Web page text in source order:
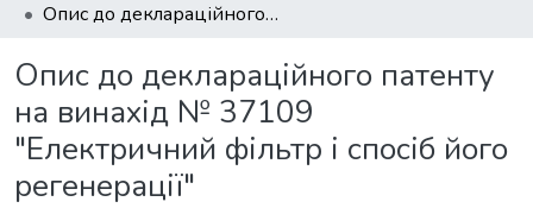
Опис до деклараційного патенту на винахід № 37109 "Електричний фільтр і спосіб його регенерації"
Опис до деклараційного патенту
на винахід № 37109
"Електричний фільтр і спосіб його
регенерації"